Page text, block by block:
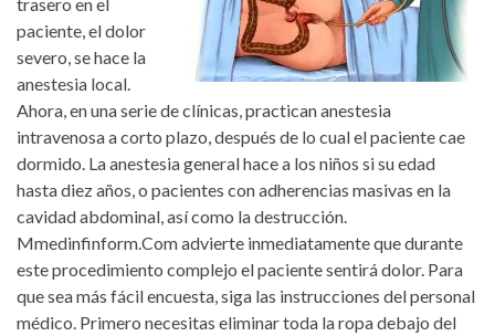
paciente, el dolor
severo, se hace la
anestesia local.
Ahora, en una serie de clínicas, practican anestesia
intravenosa a corto plazo, después de lo cual el paciente cae
dormido. La anestesia general hace a los niños si su edad
hasta diez años, o pacientes con adherencias masivas en la
cavidad abdominal, así como la destrucción.
Mmedinfinform.Com advierte inmediatamente que durante
este procedimiento complejo el paciente sentirá dolor. Para
que sea más fácil encuesta, siga las instrucciones del personal
médico. Primero necesitas eliminar toda la ropa debajo del